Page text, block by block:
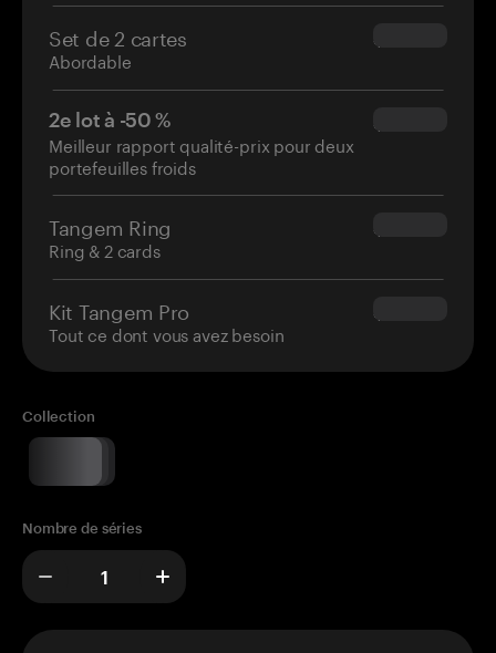
Set de 2 cartes
Abordable
$54.90
2e lot à -50 %
Meilleur rapport qualité-prix pour deux
portefeuilles froids
$34.95
Tangem Ring
Ring & 2 cards
$160.00
Kit Tangem Pro
Tout ce dont vous avez besoin
$180.00
Collection
Nombre de séries